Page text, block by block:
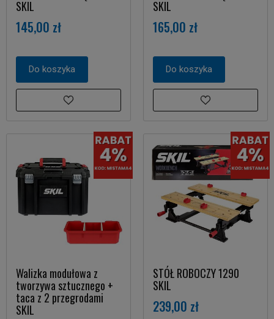
SKIL
145,00 zł
Do koszyka
SKIL
165,00 zł
Do koszyka
Walizka modułowa z
tworzywa sztucznego +
taca z 2 przegrodami
SKIL
STÓŁ ROBOCZY 1290
SKIL
239,00 zł